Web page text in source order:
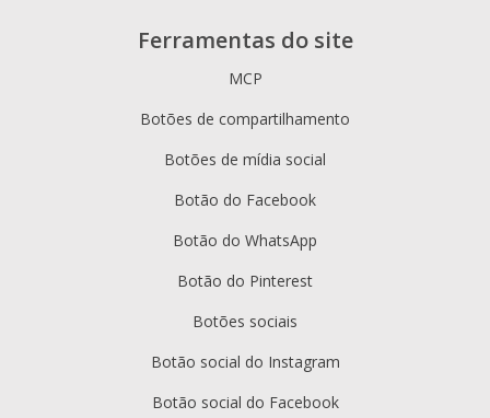
Ferramentas do site
MCP
Botões de compartilhamento
Botões de mídia social
Botão do Facebook
Botão do WhatsApp
Botão do Pinterest
Botões sociais
Botão social do Instagram
Botão social do Facebook